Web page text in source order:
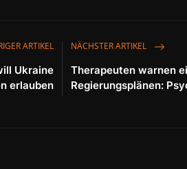
ARTIKEL
Ukraine
erlauben
NÄCHSTER ARTIKEL
Therapeuten warnen
Regierungsplänen: